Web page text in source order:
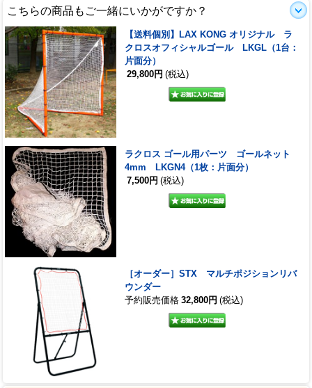
こちらの商品もご一緒にいかがですか？
【送料個別】LAX KONG オリジナル ラ
クロスオフィシャルゴール LKGL（1台：
片面分）
29,800円 (税込)
ラクロス ゴール用パーツ ゴールネット
4mm LKGN4（1枚：片面分）
7,500円 (税込)
［オーダー］STX マルチポジションリバ
ウンダー
予約販売価格 32,800円 (税込)